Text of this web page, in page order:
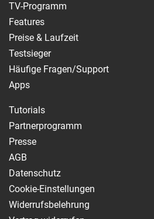
TV-Programm
Features
Preise & Laufzeit
Testsieger
Häufige Fragen/Support
Apps
Tutorials
Partnerprogramm
Presse
AGB
Datenschutz
Cookie-Einstellungen
Widerrufsbelehrung